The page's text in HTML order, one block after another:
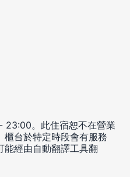
23:00。此住宿恕不在營業
櫃台於特定時段會有服務
能經由自動翻譯工具翻